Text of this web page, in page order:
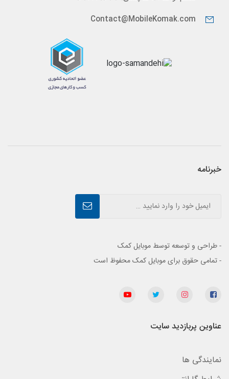
Contact@MobileKomak.com
خبرنامه
- طراحی و توسعه توسط موبایل کمک
- تمامی حقوق برای موبایل کمک محفوظ است
عناوین پربازدید سایت
نمایندگی ها